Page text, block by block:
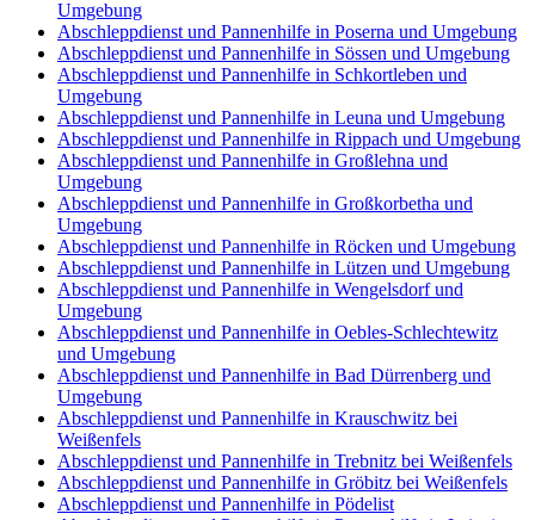
Umgebung
Abschleppdienst und Pannenhilfe in Poserna und Umgebung
Abschleppdienst und Pannenhilfe in Sössen und Umgebung
Abschleppdienst und Pannenhilfe in Schkortleben und
Umgebung
Abschleppdienst und Pannenhilfe in Leuna und Umgebung
Abschleppdienst und Pannenhilfe in Rippach und Umgebung
Abschleppdienst und Pannenhilfe in Großlehna und
Umgebung
Abschleppdienst und Pannenhilfe in Großkorbetha und
Umgebung
Abschleppdienst und Pannenhilfe in Röcken und Umgebung
Abschleppdienst und Pannenhilfe in Lützen und Umgebung
Abschleppdienst und Pannenhilfe in Wengelsdorf und
Umgebung
Abschleppdienst und Pannenhilfe in Oebles-Schlechtewitz
und Umgebung
Abschleppdienst und Pannenhilfe in Bad Dürrenberg und
Umgebung
Abschleppdienst und Pannenhilfe in Krauschwitz bei
Weißenfels
Abschleppdienst und Pannenhilfe in Trebnitz bei Weißenfels
Abschleppdienst und Pannenhilfe in Gröbitz bei Weißenfels
Abschleppdienst und Pannenhilfe in Pödelist